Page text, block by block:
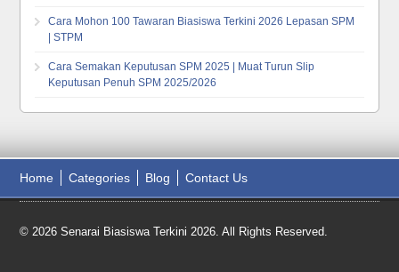
Cara Mohon 100 Tawaran Biasiswa Terkini 2026 Lepasan SPM
| STPM
Cara Semakan Keputusan SPM 2025 | Muat Turun Slip
Keputusan Penuh SPM 2025/2026
Home Categories Blog Contact Us
© 2026 Senarai Biasiswa Terkini 2026. All Rights Reserved.